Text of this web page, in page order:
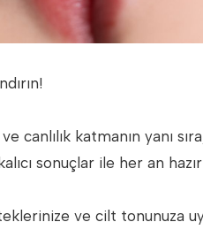
canlılık katmanın yanı
sonuçlar ile her an hazır
ve cilt tonunuza